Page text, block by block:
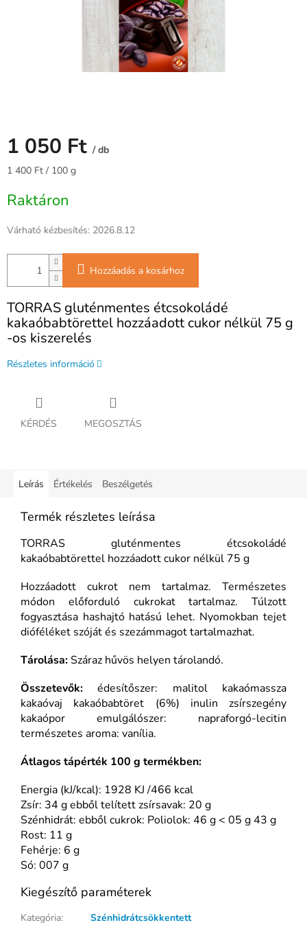
1 050 Ft / db
Egységár:
1 400 Ft / 100 g
Raktáron
Várható kézbesítés: 2026.8.12
Hozzáadás a kosárhoz
TORRAS gluténmentes étcsokoládé
kakaóbabtörettel hozzáadott cukor nélkül 75 g
-os kiszerelés
Részletes információ
KÉRDÉS MEGOSZTÁS
Leírás Értékelés Beszélgetés
Termék részletes leírása
TORRAS gluténmentes étcsokoládé
kakaóbabtörettel hozzáadott cukor nélkül 75 g
Hozzáadott cukrot nem tartalmaz. Természetes
módon előforduló cukrokat tartalmaz. Túlzott
fogyasztása hashajtó hatású lehet. Nyomokban tejet
dióféléket szóját és szezámmagot tartalmazhat.
Tárolása:Száraz hűvös helyen tárolandó.
Összetevők: édesítőszer: malitol kakaómassza
kakaóvaj kakaóbabtöret (6%) inulin zsírszegény
kakaópor emulgálószer: napraforgó-lecitin
természetes aroma: vanília.
Átlagos tápérték 100 g termékben:
Energia (kJ/kcal): 1928 KJ /466 kcal
Zsír: 34 g ebből telített zsírsavak: 20 g
Szénhidrát: ebből cukrok: Poliolok: 46 g < 05 g 43 g
Rost: 11 g
Fehérje: 6 g
Só: 007 g
Kiegészítő paraméterek
Kategória:
Szénhidrátcsökkentett